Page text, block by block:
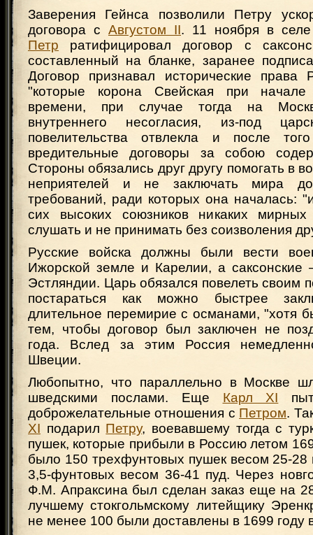
Заверения Гейнса позволили Петру
договора с Августом II. 11 ноября в
Петр ратифицировал договор с
составленный на бланке, заранее
Договор признавал исторические права
"которые корона Свейская при начале
времени, при случае тогда на
внутреннего несогласия, из-под
повелительства отвлекла и после
вредительные договоры за собою
Стороны обязались друг другу помогать в
неприятелей и не заключать мира до
требований, ради которых она началась:
сих высоких союзников никаких
слушать и не принимать без соизволения
Русские войска должны были вести
Ижорской земле и Карелии, а
Эстляндии. Царь обязался повелеть своим
постараться как можно быстрее
длительное перемирие с османами, "хотя
тем, чтобы договор был заключен не
года. Вслед за этим Россия
Швеции.
Любопытно, что параллельно в Москве
шведскими послами. Еще Карл XI
доброжелательные отношения с Петром.
XI подарил Петру, воевавшему тогда с
пушек, которые прибыли в Россию летом
было 150 трехфунтовых пушек весом 25-28
3,5-фунтовых весом 36-41 пуд. Через
Ф.М. Апраксина был сделан заказ еще на
лучшему стокгольмскому литейщику
не менее 100 были доставлены в 1699 году